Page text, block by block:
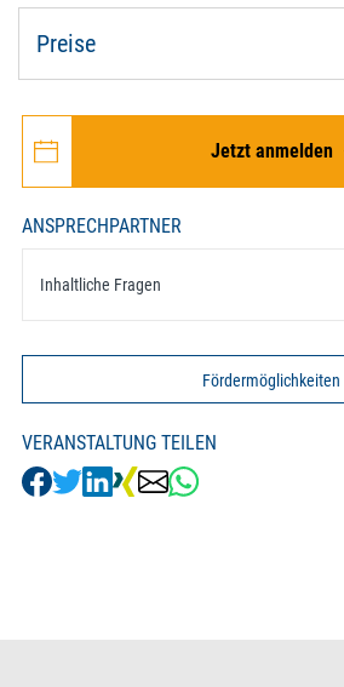
Preise
Jetzt anmelden
ANSPRECHPARTNER
Inhaltliche Fragen
Fördermöglichkeiten
VERANSTALTUNG TEILEN